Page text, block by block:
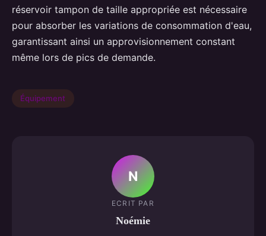
réservoir tampon de taille appropriée est nécessaire
pour absorber les variations de consommation d'eau,
garantissant ainsi un approvisionnement constant
même lors de pics de demande.
Équipement
N
ECRIT PAR
Noémie